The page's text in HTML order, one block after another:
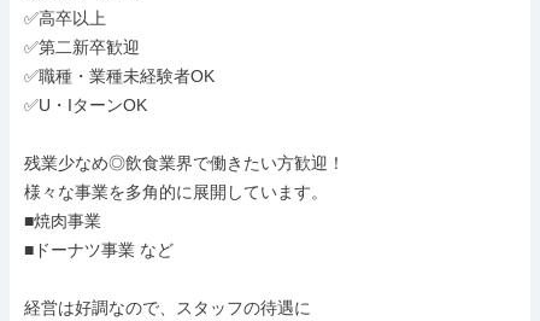
✅高卒以上
✅第二新卒歓迎
✅職種・業種未経験者OK
✅U・IターンOK
残業少なめ◎飲食業界で働きたい方歓迎！
様々な事業を多角的に展開しています。
■焼肉事業
■ドーナツ事業 など
経営は好調なので、スタッフの待遇に